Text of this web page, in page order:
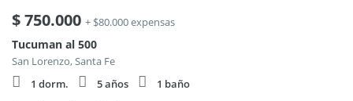
$750.000 + $80.000 expensas
Tucuman al 500
San Lorenzo, Santa Fe
1 dorm.
5 años
1 baño